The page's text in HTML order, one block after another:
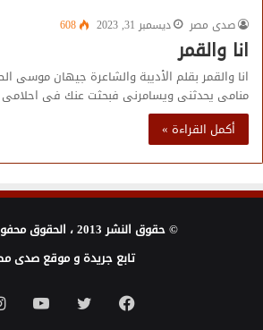
صدى مصر
ديسمبر 31, 2023 608
انا والقمر
انا والقمر بقلم الأديبة والشاعرة جيهان موسى
منامى يحدثنى ويسامرنى فبحثت عنك فى
أكمل القراءة »
© حقوق النشر 2013 ، الحقوق محفوظة |
تابع جريدة و موقع صدى
فيسبوك تويتر